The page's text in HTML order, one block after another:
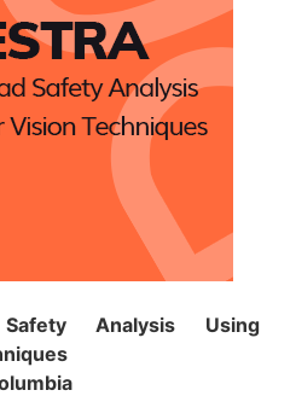
Analysis Using